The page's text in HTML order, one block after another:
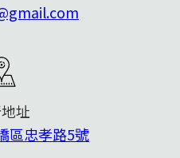
址
區忠孝路5號